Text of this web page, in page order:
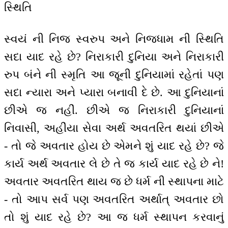
સ્થિતિ
સ્વયં ની નિજ સ્વરુપ અને નિજધામ ની સ્થિતિ
સદા યાદ રહે છે? નિરાકારી દુનિયા અને નિરાકારી
રુપ બંને ની સ્મૃતિ આ જૂની દુનિયામાં રહેતાં પણ
સદા ન્યારા અને પ્યારા બનાવી દે છે. આ દુનિયાનાં
છીએ જ નહીં. છીએ જ નિરાકારી દુનિયાનાં
નિવાસી, અહીંયા સેવા અર્થ અવતરિત થયાં છીએ
- તો જે અવતાર હોય છે એમને શું યાદ રહે છે? જે
કાર્ય અર્થ અવતાર લે છે તે જ કાર્ય યાદ રહે છે ને!
અવતાર અવતરિત થાય જ છે ધર્મ ની સ્થાપના માટે
- તો આપ સર્વ પણ અવતરિત અર્થાત્ અવતાર છો
તો શું યાદ રહે છે? આ જ ધર્મ સ્થાપન કરવાનું